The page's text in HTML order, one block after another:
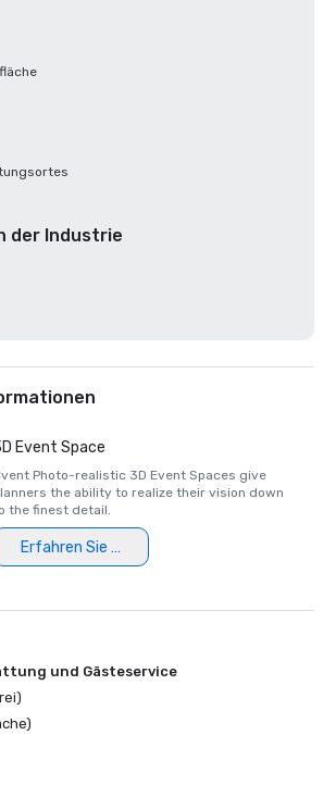
der Industrie
Event Space
Photo-realistic 3D Event Spaces give
the ability to realize their vision down
the finest detail.
Erfahren Sie mehr
und Gästeservice